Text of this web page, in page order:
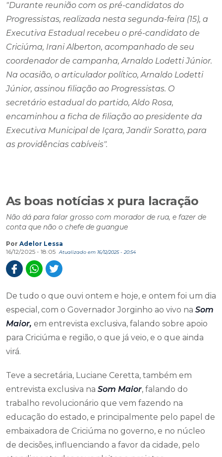
"Durante reunião com os pré-candidatos do
Progressistas, realizada nesta segunda-feira (15), a
Executiva Estadual recebeu o pré-candidato de
Criciúma, Irani Alberton, acompanhado de seu
coordenador de campanha, Arnaldo Lodetti Júnior.
Na ocasião, o articulador político, Arnaldo Lodetti
Júnior, assinou filiação ao Progressistas. O
secretário estadual do partido, Aldo Rosa,
encaminhou a ficha de filiação ao presidente da
Executiva Municipal de Içara, Jandir Soratto, para
as providências cabíveis".
As boas notícias x pura lacração
Não dá para falar grosso com morador de rua, e fazer de
conta que não o chefe de guangue
Por Adelor Lessa
16/12/2025 - 18:05
Atualizado em 16/12/2025 - 20:54
De tudo o que ouvi ontem e hoje, e ontem foi um dia
especial, com o Governador Jorginho ao vivo na Som
Maior, em entrevista exclusiva, falando sobre apoio
para Criciúma e região, o que já veio, e o que ainda
virá.
Teve a secretária, Luciane Ceretta, também em
entrevista exclusiva na Som Maior, falando do
trabalho revolucionário que vem fazendo na
educação do estado, e principalmente pelo papel de
embaixadora de Criciúma no governo, e no núcleo
de decisões, influenciando a favor da cidade, pelo